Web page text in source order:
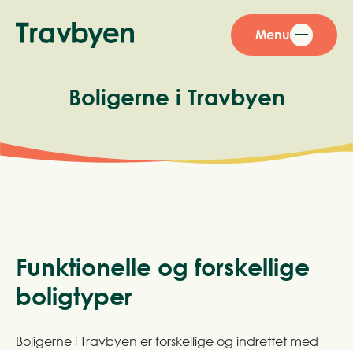
Menu
Boligerne i Travbyen
Funktionelle og forskellige
boligtyper
Boligerne i Travbyen er forskellige og indrettet med